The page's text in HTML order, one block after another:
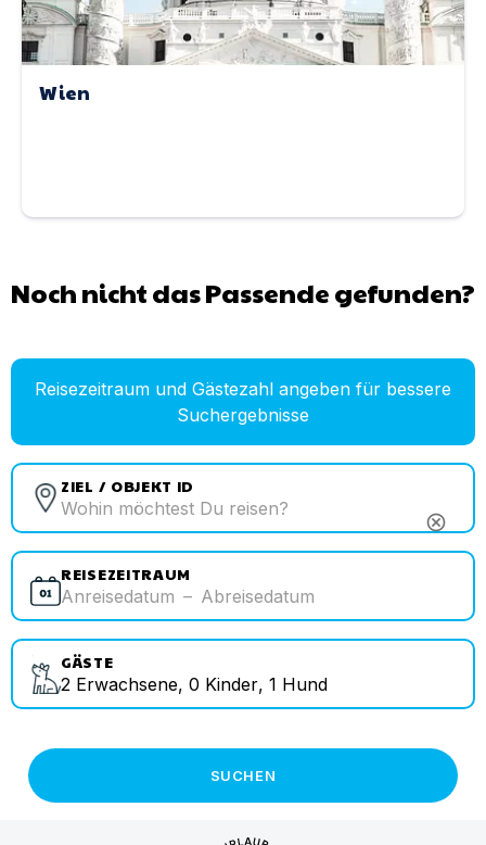
Wien
Noch nicht das Passende gefunden?
Reisezeitraum und Gästezahl angeben für bessere
Suchergebnisse
ZIEL / OBJEKT ID
cancel
REISEZEITRAUM
Anreisedatum – Abreisedatum
GÄSTE
2 Erwachsene, 0 Kinder, 1 Hund
SUCHEN